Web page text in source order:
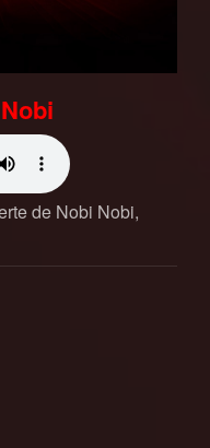
de Nobi Nobi,